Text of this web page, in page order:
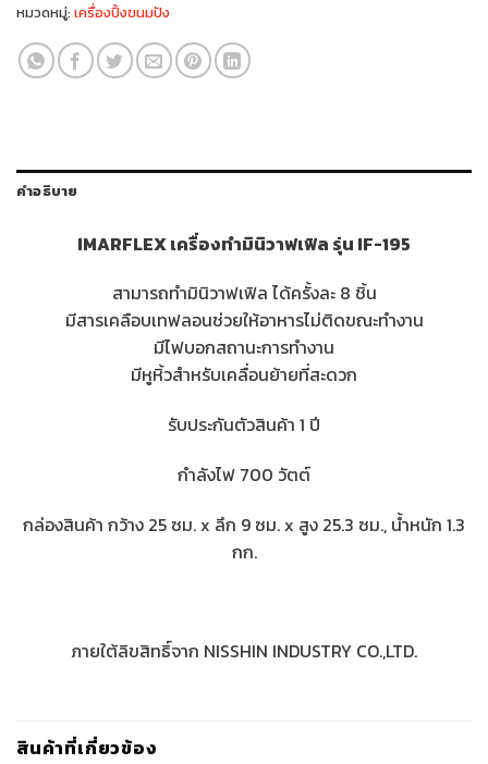
หมวดหมู่: เครื่องปิ้งขนมปัง
คำอธิบาย
IMARFLEX เครื่องทำมินิวาฟเฟิล รุ่น IF-195
สามารถทำมินิวาฟเฟิล ได้ครั้งละ 8 ชิ้น
มีสารเคลือบเทฟลอนช่วยให้อาหารไม่ติดขณะทำงาน
มีไฟบอกสถานะการทำงาน
มีหูหิ้วสำหรับเคลื่อนย้ายที่สะดวก
รับประกันตัวสินค้า 1 ปี
กำลังไฟ 700 วัตต์
กล่องสินค้า กว้าง 25 ซม. x ลึก 9 ซม. x สูง 25.3 ซม., น้ำหนัก 1.3
กก.
ภายใต้ลิขสิทธิ์จาก NISSHIN INDUSTRY CO.,LTD.
สินค้าที่เกี่ยวข้อง